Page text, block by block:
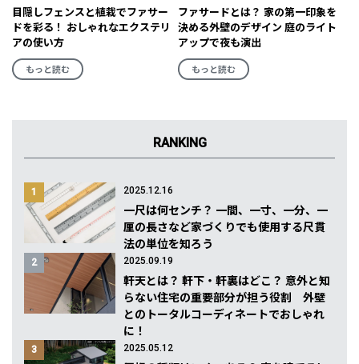
目隠しフェンスと植栽でファサー
ドを彩る！ おしゃれなエクステリ
アの使い方
もっと読む
ファサードとは？ 家の第一印象を
決める外壁のデザイン 庭のライト
アップで夜も演出
もっと読む
RANKING
1 2025.12.16
一尺は何センチ？ 一間、一寸、一分、一
厘の長さなど家づくりでも使用する尺貫
法の単位を知ろう
2 2025.09.19
軒天とは？ 軒下・軒裏はどこ？ 意外と知
らない住宅の重要部分が担う役割 外壁
とのトータルコーディネートでおしゃれ
に！
3 2025.05.12